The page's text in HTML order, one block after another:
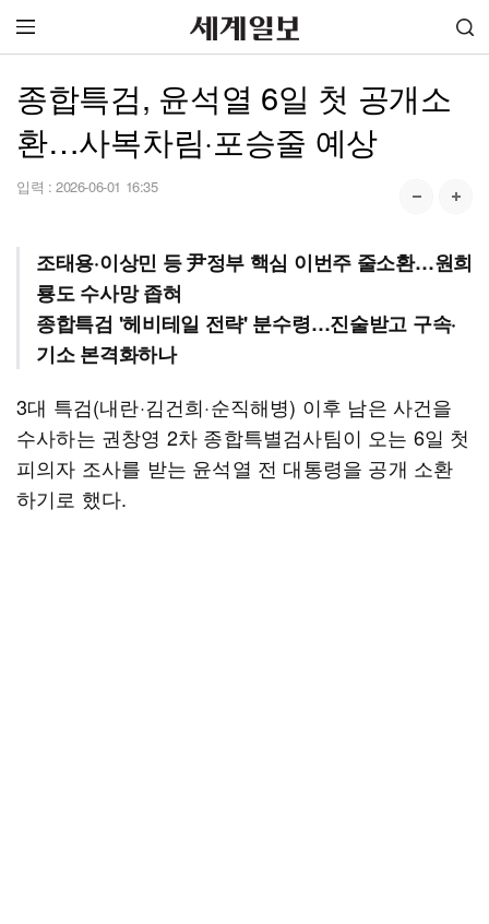
종합특검, 윤석열 6일 첫 공개소
환…사복차림·포승줄 예상
입력 : 2026-06-01 16:35
조태용·이상민 등 尹정부 핵심 이번주 줄소환…원희
룡도 수사망 좁혀
종합특검 '헤비테일 전략' 분수령…진술받고 구속·
기소 본격화하나
3대 특검(내란·김건희·순직해병) 이후 남은 사건을
수사하는 권창영 2차 종합특별검사팀이 오는 6일 첫
피의자 조사를 받는 윤석열 전 대통령을 공개 소환
하기로 했다.